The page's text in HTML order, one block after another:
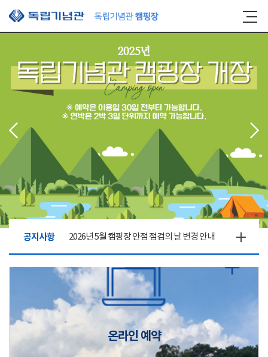
본문 바로가기
공지사항 2026년 5월 캠핑장 안점 점검의 날 변경 안내
캠핑장(9월1일~6일) 미운영 공지
2026년 5월 캠핑장 안점 점검의 날 변경 안내
온라인 예약